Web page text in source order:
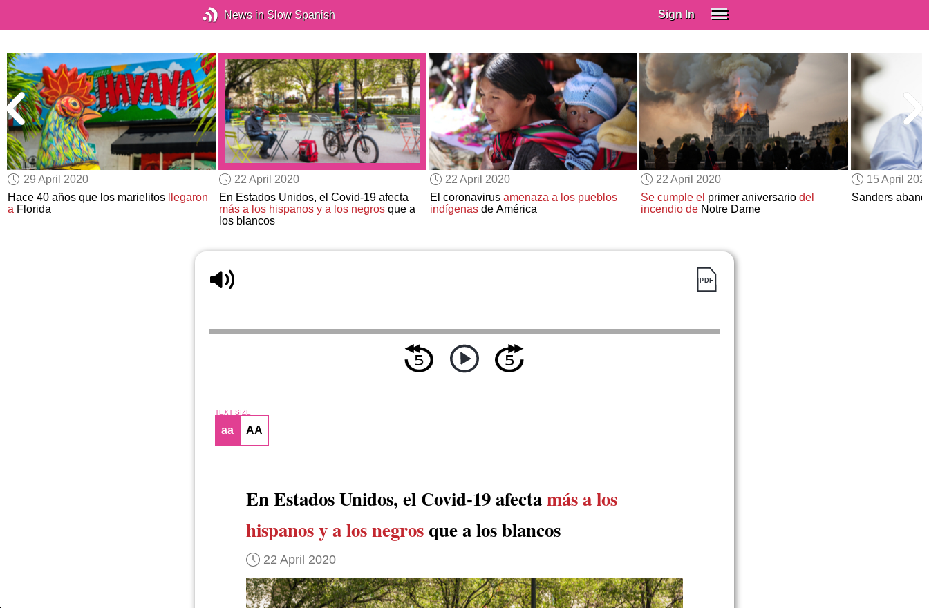
News in Slow Spanish Sign In
Spanish (Spain)
Spanish (Latino)
SUBSCRIBE
EDUCATIONAL LICENSES
GIFT CARDS
OTHER LANGUAGES
ABOUT US
29 April 2020
Hace 40 años que los marielitos
llegaron
a Florida
22 April 2020
En Estados Unidos, el Covid-19 afecta
más a los hispanos y a los negrosque a
los blancos
22 April 2020
El coronavirus amenaza a los pueblos
indígenasde América
22 April 2020
Se cumple el primer aniversario del
incendio deNotre Dame
15 April
Sanders
TEXT SIZE
aa AA
En Estados Unidos, el Covid-19 afectamás a los
hispanos y a los negros que a los blancos
22 April 2020